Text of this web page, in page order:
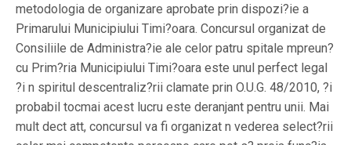
metodologia de organizare aprobate prin dispozi?ie a
Primarului Municipiului Timi?oara. Concursul organizat de
Consiliile de Administra?ie ale celor patru spitale mpreun?
cu Prim?ria Municipiului Timi?oara este unul perfect legal
?i n spiritul descentraliz?rii clamate prin O.U.G. 48/2010, ?i
probabil tocmai acest lucru este deranjant pentru unii. Mai
mult dect att, concursul va fi organizat n vederea select?rii